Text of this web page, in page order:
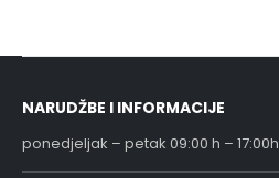
NARUDŽBE I INFORMACIJE
ponedjeljak – petak 09:00 h – 17:00h